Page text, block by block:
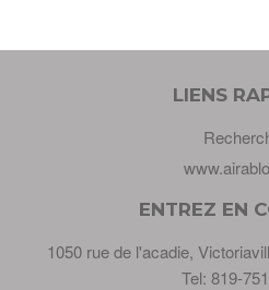
LIENS
ENTREZ EN
1050 rue de l'acadie,
Tel: 819-